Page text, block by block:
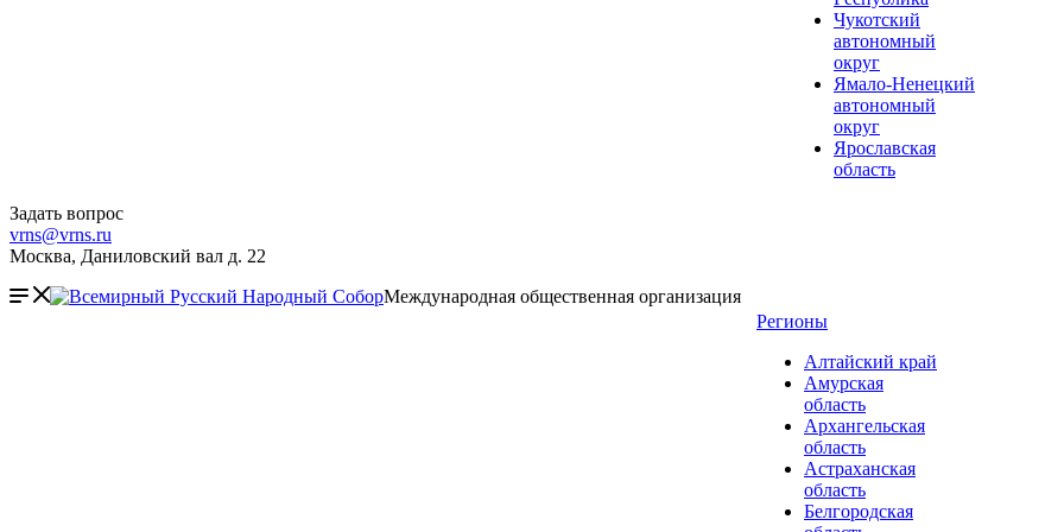
Чукотский
автономный
округ
Ямало-Ненецкий
автономный
округ
Ярославская
область
Задать вопрос
vrns@vrns.ru
Москва, Даниловский вал д. 22
Международная общественная организация
Регионы
Алтайский край
Амурская
область
Архангельская
область
Астраханская
область
Белгородская